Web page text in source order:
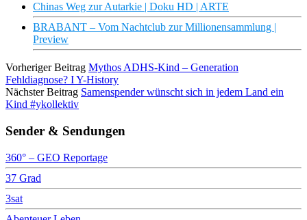
Chinas Weg zur Autarkie | Doku HD | ARTE
BRABANT – Vom Nachtclub zur Millionensammlung |
Preview
Vorheriger Beitrag Mythos ADHS-Kind – Generation
Fehldiagnose? I Y-History
Nächster Beitrag Samenspender wünscht sich in jedem Land ein
Kind #ykollektiv
Sender & Sendungen
360° – GEO Reportage
37 Grad
3sat